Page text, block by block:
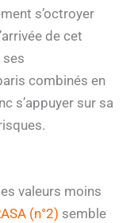
s’octroyer
de cet
ses
combinés en
s’appuyer sur sa
valeurs moins
(n°2) semble